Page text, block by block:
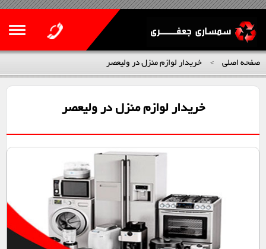
صفحه اصلی > خریدار لوازم منزل در ولیعصر
خریدار لوازم منزل در ولیعصر